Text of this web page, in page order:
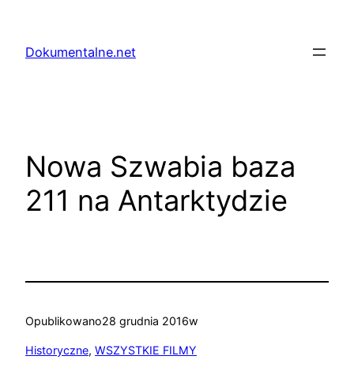
treściDokumentalne.net
Nowa Szwabia baza
211 na Antarktydzie
Opublikowano28 grudnia 2016w
Historyczne, WSZYSTKIE FILMY